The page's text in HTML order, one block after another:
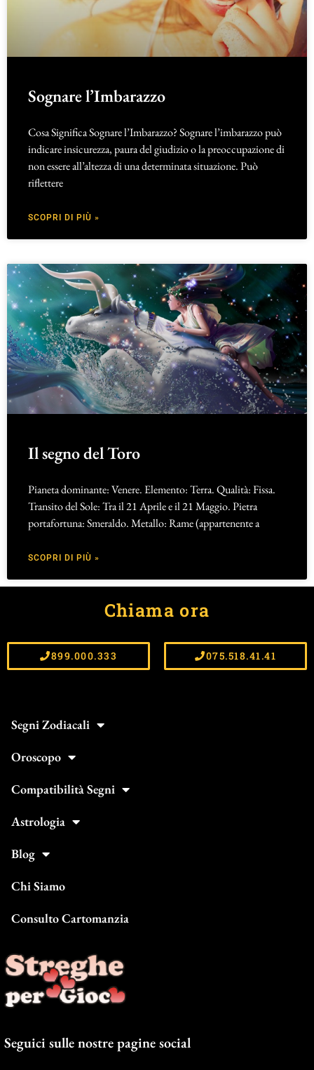
Sognare l’Imbarazzo
Cosa Significa Sognare l’Imbarazzo? Sognare l’imbarazzo può
indicare insicurezza, paura del giudizio o la preoccupazione di
non essere all’altezza di una determinata situazione. Può
riflettere
SCOPRI DI PIÙ »
Il segno del Toro
Pianeta dominante: Venere. Elemento: Terra. Qualità: Fissa.
Transito del Sole: Tra il 21 Aprile e il 21 Maggio. Pietra
portafortuna: Smeraldo. Metallo: Rame (appartenente a
SCOPRI DI PIÙ »
Chiama ora
899.000.333 075.518.41.41
Segni Zodiacali
Oroscopo
Compatibilità Segni
Astrologia
Blog
Chi Siamo
Consulto Cartomanzia
Seguici sulle nostre pagine social